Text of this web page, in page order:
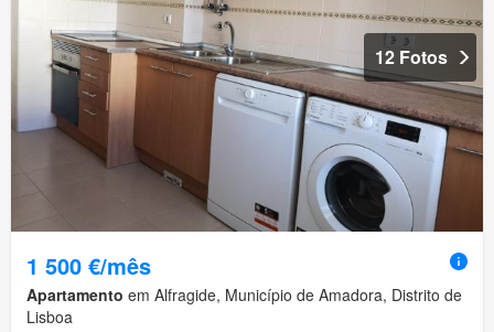
12 Fotos
1 500 €/mês
Apartamento em Alfragide, Município de Amadora, Distrito de
Lisboa